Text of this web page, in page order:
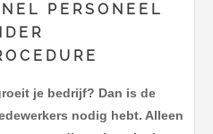
PERSONEEL
je bedrijf? Dan is de
nodig hebt. Alleen